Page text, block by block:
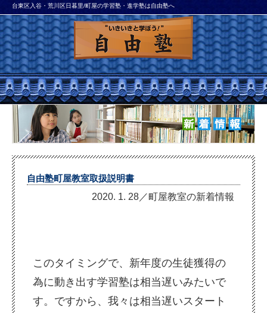
台東区入谷・荒川区日暮里/町屋の学習塾・進学塾は自由塾へ
自由塾町屋教室取扱説明書
2020. 1. 28／町屋教室の新着情報
このタイミングで、新年度の生徒獲得の
為に動き出す学習塾は相当遅いみたいで
す。ですから、我々は相当遅いスタート